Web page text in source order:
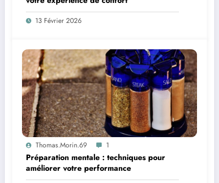
13 Février 2026
Thomas.Morin.69 1
Préparation mentale : techniques pour
améliorer votre performance